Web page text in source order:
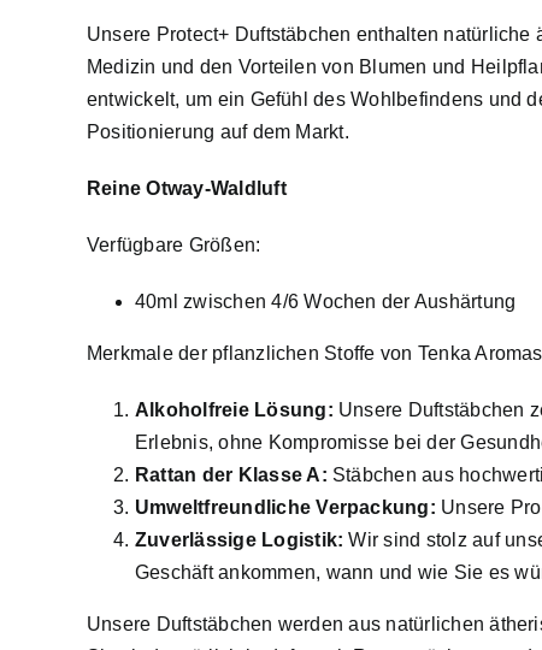
Unsere Protect+ Duftstäbchen enthalten
Medizin und den Vorteilen von Blumen und
entwickelt, um ein Gefühl des Wohlbefindens und
Positionierung auf dem Markt.
Reine Otway-Waldluft
Verfügbare Größen:
40ml zwischen 4/6 Wochen der Aushärtung
Merkmale der pflanzlichen Stoffe von Tenka
Alkoholfreie Lösung: Unsere Duftstäbchen
Erlebnis, ohne Kompromisse bei der
Rattan der Klasse A: Stäbchen aus
Umweltfreundliche Verpackung: Unsere
Zuverlässige Logistik: Wir sind stolz auf
Geschäft ankommen, wann und wie Sie es
Unsere Duftstäbchen werden aus natürlichen